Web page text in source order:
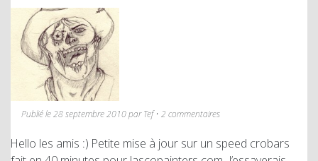
Publié le 28 septembre 2010 par Tef • 2 commentaires
Hello les amis :) Petite mise à jour sur un speed crobars